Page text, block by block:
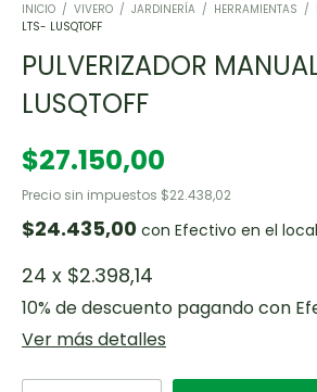
INICIO / VIVERO / JARDINERÍA / HERRAMIENTAS /
LTS- LUSQTOFF
PULVERIZADOR
LUSQTOFF
$27.150,00
Precio sin impuestos $22.438,02
$24.435,00 con Efectivo en el local
24 x $2.398,14
10% de descuento pagando con
Ver más detalles